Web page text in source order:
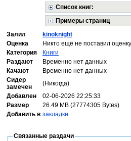
Список книг:
Примеры страниц
Залил
kinoknight
Оценка
Никто ещё не поставил оценку
Категория
Книги
Раздают
Временно нет данных
Качают
Временно нет данных
Сидер
замечен
(Никогда)
Добавлен
02-06-2026 22:25:33
Размер
26.49 MB (27774305 Bytes)
Добавить в закладки
Связанные раздачи